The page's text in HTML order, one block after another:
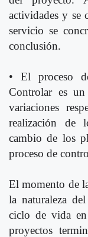
actividades y se
servicio se
conclusión.
• El proceso
Controlar es un
variaciones
realización de
cambio de los
proceso de
El momento de
la naturaleza
ciclo de vida
proyectos